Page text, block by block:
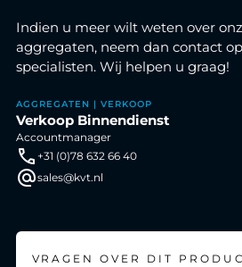
Indien u meer wilt weten over
aggregaten, neem dan contact
specialisten. Wij helpen u graag!
AGGREGATEN | VERKOOP
Verkoop Binnendienst
Accountmanager
+31 (0)78 632 66 40
sales@kvt.nl
VRAGEN OVER DIT